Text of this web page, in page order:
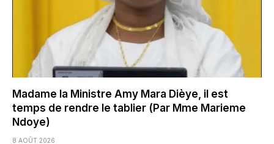
Madame la Ministre Amy Mara Dièye, il est
temps de rendre le tablier (Par Mme Marieme
Ndoye)
8 AOÛT 2026